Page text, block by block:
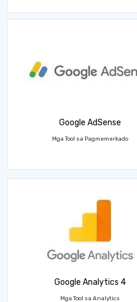
Google AdSense
Mga Tool sa Pagmemerkado
Google Analytics 4
Mga Tool sa Analytics